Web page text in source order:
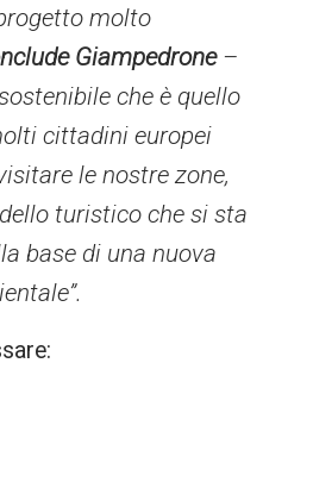
molto
Giampedrone–
che è quello
cittadini europei
le nostre zone,
turistico che si sta
base di una nuova